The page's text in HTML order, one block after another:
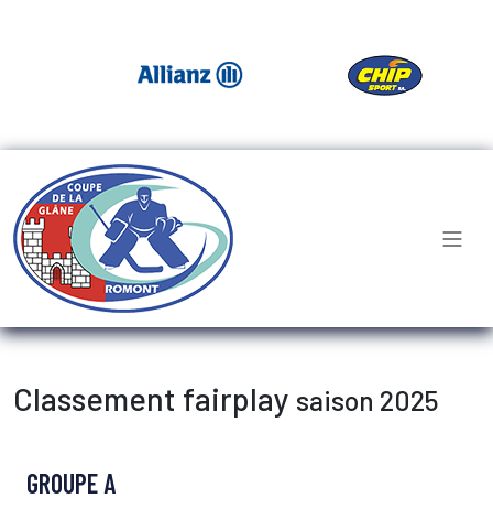
Classement fairplay saison 2025
GROUPE A